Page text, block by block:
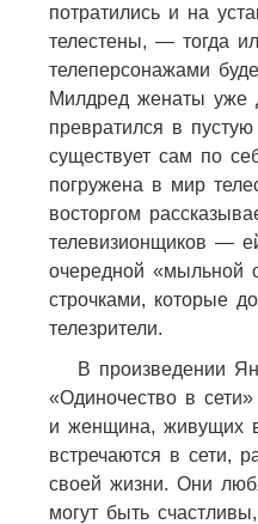
потратились и на
телестены, — тогда
телеперсонажами
Милдред женаты уже
превратился в
существует сам по
погружена в мир
восторгом
телевизионщиков —
очередной «мыльной
строчками, которые
телезрители.
В произведении
«Одиночество в
и женщина, живущих
встречаются в сети,
своей жизни. Они
могут быть